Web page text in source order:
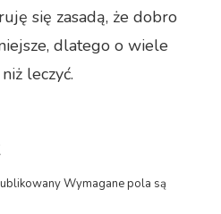
się zasadą, że dobro
dlatego o wiele
leczyć.
Wymagane pola są